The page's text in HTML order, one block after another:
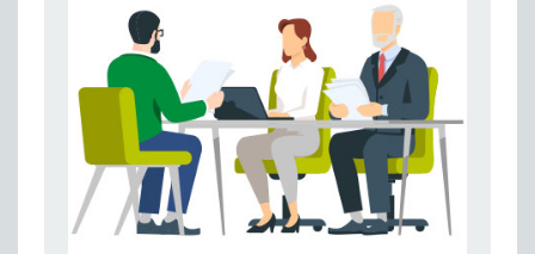
Avril, mois de l’accompagnement dans l’emploi avec Cap emploi.
Publié le 01/04/2026
Handicap invisible au travail : se taire ou parler? - vidéo
Publié le 31/03/2026
Journée mondiale de sensibilisation à l’autisme
Publié le 31/03/2026
CDD de reconversion : un nouveau contrat pour sécuriser le changement de métier.
Publié le 30/03/2026